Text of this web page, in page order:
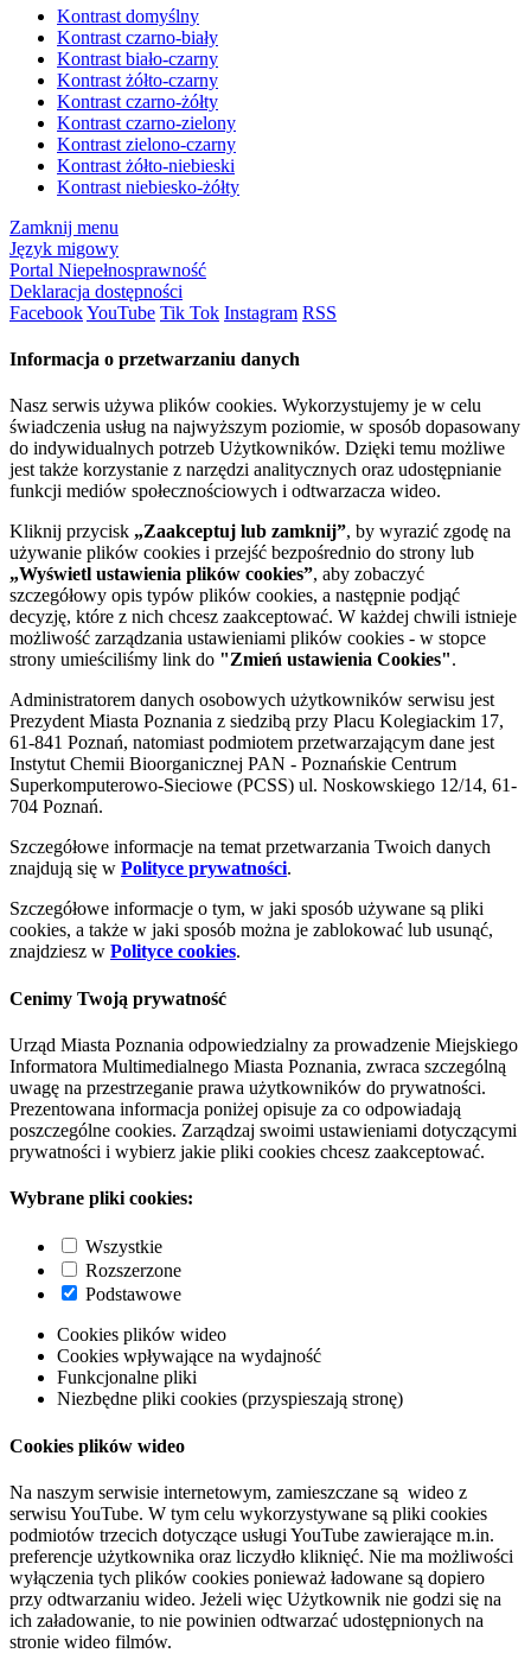
Kontrast domyślny
Kontrast czarno-biały
Kontrast biało-czarny
Kontrast żółto-czarny
Kontrast czarno-żółty
Kontrast czarno-zielony
Kontrast zielono-czarny
Kontrast żółto-niebieski
Kontrast niebiesko-żółty
Zamknij menu
Język migowy
Portal Niepełnosprawność
Deklaracja dostępności
FacebookYouTube Tik Tok Instagram RSS
Informacja o przetwarzaniu danych
Nasz serwis używa plików cookies. Wykorzystujemy je w celu
świadczenia usług na najwyższym poziomie, w sposób dopasowany
do indywidualnych potrzeb Użytkowników. Dzięki temu możliwe
jest także korzystanie z narzędzi analitycznych oraz udostępnianie
funkcji mediów społecznościowych i odtwarzacza wideo.
Kliknij przycisk „Zaakceptuj lub zamknij”, by wyrazić zgodę na
używanie plików cookies i przejść bezpośrednio do strony lub
„Wyświetl ustawienia plików cookies”, aby zobaczyć
szczegółowy opis typów plików cookies, a następnie podjąć
decyzję, które z nich chcesz zaakceptować. W każdej chwili istnieje
możliwość zarządzania ustawieniami plików cookies - w stopce
strony umieściliśmy link do "Zmień ustawienia Cookies".
Administratorem danych osobowych użytkowników serwisu jest
Prezydent Miasta Poznania z siedzibą przy Placu Kolegiackim 17,
61-841 Poznań, natomiast podmiotem przetwarzającym dane jest
Instytut Chemii Bioorganicznej PAN - Poznańskie Centrum
Superkomputerowo-Sieciowe (PCSS) ul. Noskowskiego 12/14, 61-
704 Poznań.
Szczegółowe informacje na temat przetwarzania Twoich danych
znajdują się w Polityce prywatności.
Szczegółowe informacje o tym, w jaki sposób używane są pliki
cookies, a także w jaki sposób można je zablokować lub usunąć,
znajdziesz w Polityce cookies.
Cenimy Twoją prywatność
Urząd Miasta Poznania odpowiedzialny za prowadzenie Miejskiego
Informatora Multimedialnego Miasta Poznania, zwraca szczególną
uwagę na przestrzeganie prawa użytkowników do prywatności.
Prezentowana informacja poniżej opisuje za co odpowiadają
poszczególne cookies. Zarządzaj swoimi ustawieniami dotyczącymi
prywatności i wybierz jakie pliki cookies chcesz zaakceptować.
Wybrane pliki cookies:
Wszystkie
Rozszerzone
Podstawowe
Cookies plików wideo
Cookies wpływające na wydajność
Funkcjonalne pliki
Niezbędne pliki cookies (przyspieszają stronę)
Cookies plików wideo
Na naszym serwisie internetowym, zamieszczane są wideo z
serwisu YouTube. W tym celu wykorzystywane są pliki cookies
podmiotów trzecich dotyczące usługi YouTube zawierające m.in.
preferencje użytkownika oraz liczydło kliknięć. Nie ma możliwości
wyłączenia tych plików cookies ponieważ ładowane są dopiero
przy odtwarzaniu wideo. Jeżeli więc Użytkownik nie godzi się na
ich załadowanie, to nie powinien odtwarzać udostępnionych na
stronie wideo filmów.